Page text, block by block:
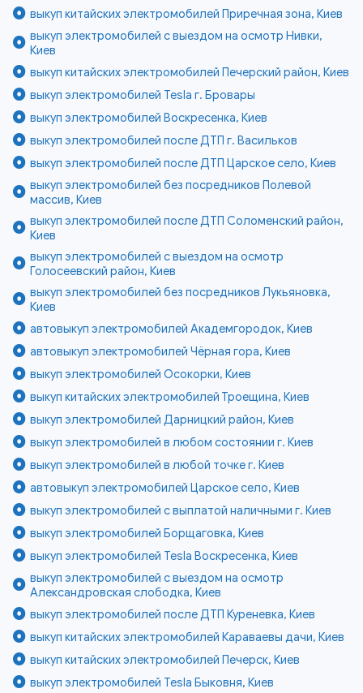
выкуп китайских электромобилей Приречная зона, Киев
выкуп электромобилей с выездом на осмотр Нивки,
Киев
выкуп китайских электромобилей Печерский район, Киев
выкуп электромобилей Tesla г. Бровары
выкуп электромобилей Воскресенка, Киев
выкуп электромобилей после ДТП г. Васильков
выкуп электромобилей после ДТП Царское село, Киев
выкуп электромобилей без посредников Полевой
массив, Киев
выкуп электромобилей после ДТП Соломенский район,
Киев
выкуп электромобилей с выездом на осмотр
Голосеевский район, Киев
выкуп электромобилей без посредников Лукьяновка,
Киев
автовыкуп электромобилей Академгородок, Киев
автовыкуп электромобилей Чёрная гора, Киев
выкуп электромобилей Осокорки, Киев
выкуп китайских электромобилей Троещина, Киев
выкуп электромобилей Дарницкий район, Киев
выкуп электромобилей в любом состоянии г. Киев
выкуп электромобилей в любой точке г. Киев
автовыкуп электромобилей Царское село, Киев
выкуп электромобилей с выплатой наличными г. Киев
выкуп электромобилей Борщаговка, Киев
выкуп электромобилей Tesla Воскресенка, Киев
выкуп электромобилей с выездом на осмотр
Александровская слободка, Киев
выкуп электромобилей после ДТП Куреневка, Киев
выкуп китайских электромобилей Караваевы дачи, Киев
выкуп китайских электромобилей Печерск, Киев
выкуп электромобилей Tesla Быковня, Киев